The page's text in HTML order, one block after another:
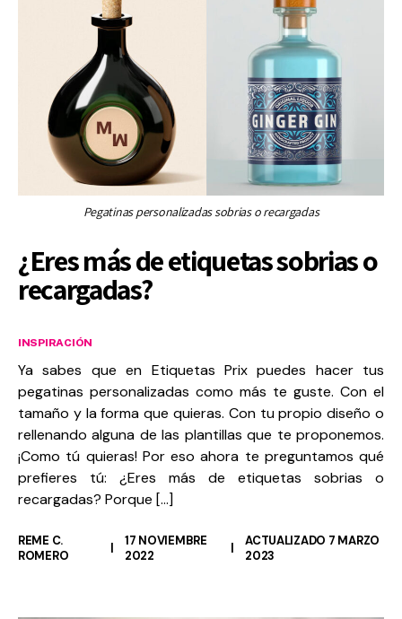
Pegatinas personalizadas sobrias o recargadas
¿Eres más de etiquetas sobrias o
recargadas?
INSPIRACIÓN
Ya sabes que en Etiquetas Prix puedes hacer tus
pegatinas personalizadas como más te guste. Con el
tamaño y la forma que quieras. Con tu propio diseño o
rellenando alguna de las plantillas que te proponemos.
¡Como tú quieras! Por eso ahora te preguntamos qué
prefieres tú: ¿Eres más de etiquetas sobrias o
recargadas? Porque […]
REME C.
ROMERO
17 NOVIEMBRE
2022
ACTUALIZADO 7 MARZO
2023